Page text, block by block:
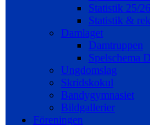
Statistik 25/26
Statistik &
Damlaget
Damtruppen
Spelschema
Ungdomslag
Skridskokul
Bandygymnasiet
Bildgallerier
Föreningen